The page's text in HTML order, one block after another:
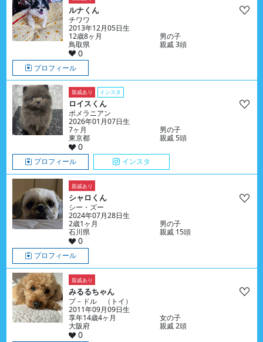
ルナくん
チワワ
2013年12月05日生
12歳8ヶ月
男の子
鳥取県
親戚 3頭
0
プロフィール
親戚あり インスタ
ロイスくん
ポメラニアン
2026年01月07日生
7ヶ月
男の子
東京都
親戚 5頭
0
プロフィール インスタ
親戚あり
シャロくん
シー・ズー
2024年07月28日生
2歳1ヶ月
男の子
石川県
親戚 15頭
0
プロフィール
親戚あり
みるるちゃん
プ－ドル （トイ）
2011年09月09日生
享年14歳4ヶ月
女の子
大阪府
親戚 2頭
0